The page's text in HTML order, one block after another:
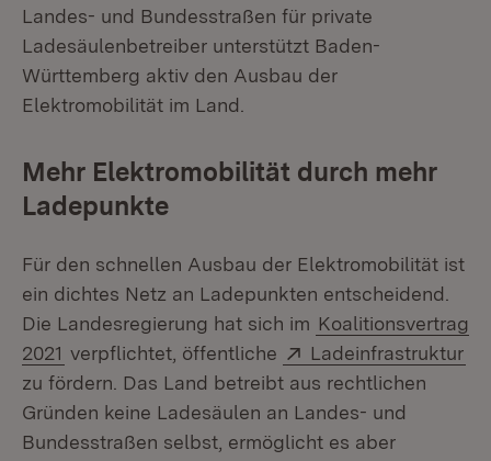
Landes- und Bundesstraßen für private
Ladesäulenbetreiber unterstützt Baden-
Württemberg aktiv den Ausbau der
Elektromobilität im Land.
Mehr Elektromobilität durch mehr
Ladepunkte
Für den schnellen Ausbau der Elektromobilität ist
ein dichtes Netz an Ladepunkten entscheidend.
Die Landesregierung hat sich im Koalitionsvertrag
2021 verpflichtet, öffentliche Extern:
Ladeinfrastruktur
zu fördern. Das Land betreibt aus rechtlichen
Gründen keine Ladesäulen an Landes- und
Bundesstraßen selbst, ermöglicht es aber